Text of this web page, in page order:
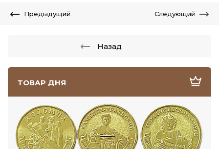
ТОВАР ДНЯ
Предыдущий Следующий
Назад